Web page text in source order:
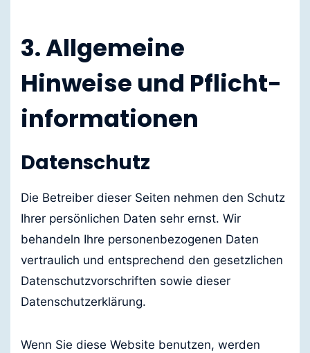
3. Allgemeine
Hinweise und Pflicht­
informationen
Datenschutz
Die Betreiber dieser Seiten nehmen den Schutz
Ihrer persönlichen Daten sehr ernst. Wir
behandeln Ihre personenbezogenen Daten
vertraulich und entsprechend den gesetzlichen
Datenschutzvorschriften sowie dieser
Datenschutzerklärung.
Wenn Sie diese Website benutzen, werden